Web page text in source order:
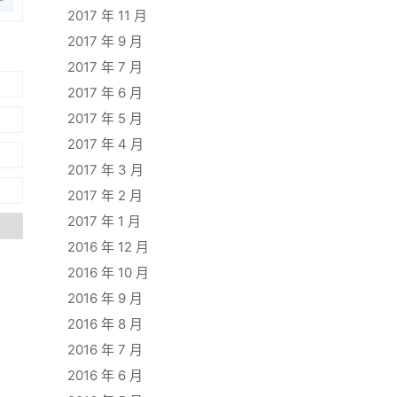
2017 年 11 月
2017 年 9 月
2017 年 7 月
2017 年 6 月
2017 年 5 月
2017 年 4 月
2017 年 3 月
2017 年 2 月
2017 年 1 月
2016 年 12 月
2016 年 10 月
2016 年 9 月
2016 年 8 月
2016 年 7 月
2016 年 6 月